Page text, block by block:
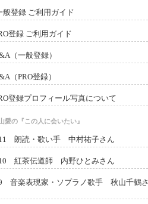
登録 ご利用ガイド
登録 ご利用ガイド
（一般登録）
（PRO登録）
登録プロフィール写真について
愛の『この人に会いたい』
朗読・歌い手 中村祐子さん
紅茶伝道師 内野ひとみさん
音楽表現家・ソプラノ歌手 秋山千鶴さ